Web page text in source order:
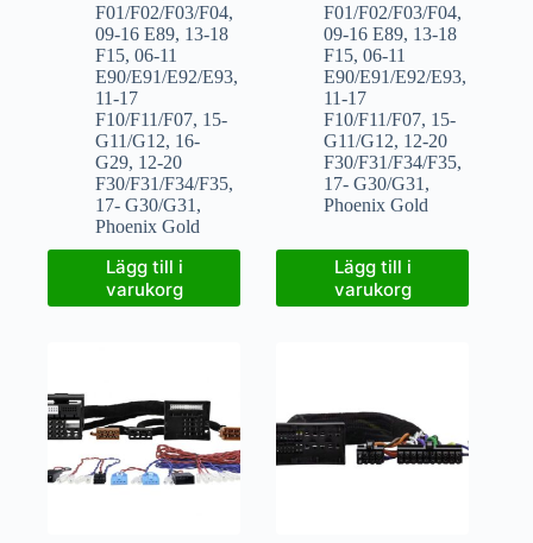
F01/F02/F03/F04,
09-16 E89, 13-18
F15, 06-11
E90/E91/E92/E93,
11-17
F10/F11/F07, 15-
G11/G12, 16-
G29, 12-20
F30/F31/F34/F35,
17- G30/G31 ,
Phoenix Gold
Lägg till i
varukorg
F01/F02/F03/F04,
09-16 E89, 13-18
F15,06-11
E90/E91/E92/E93,
11-17
F10/F11/F07, 15-
G11/G12, 12-20
F30/F31/F34/F35,
17- G30/G31 ,
Phoenix Gold
Lägg till i
varukorg